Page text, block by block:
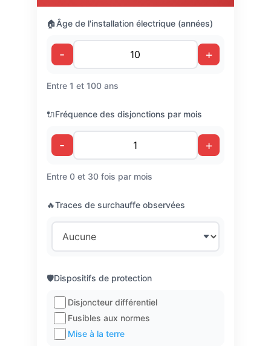
🏠Âge de l'installation électrique (années)
- +
Entre 1 et 100 ans
🔌Fréquence des disjonctions par mois
- +
Entre 0 et 30 fois par mois
🔥Traces de surchauffe observées
🛡️Dispositifs de protection
Disjoncteur différentiel
Fusibles aux normes
Mise à la terre